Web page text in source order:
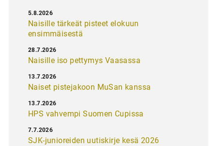
Naisille tärkeät pisteet elokuun
ensimmäisestä
5.8.2026
Naisille iso pettymys Vaasassa
28.7.2026
Naiset pistejakoon MuSan kanssa
13.7.2026
HPS vahvempi Suomen Cupissa
13.7.2026
SJK-junioreiden uutiskirje kesä 2026
7.7.2026